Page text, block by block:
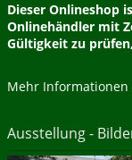
Dieser Onlineshop
Onlinehändler mit
Gültigkeit zu
Mehr Informationen
Ausstellung -